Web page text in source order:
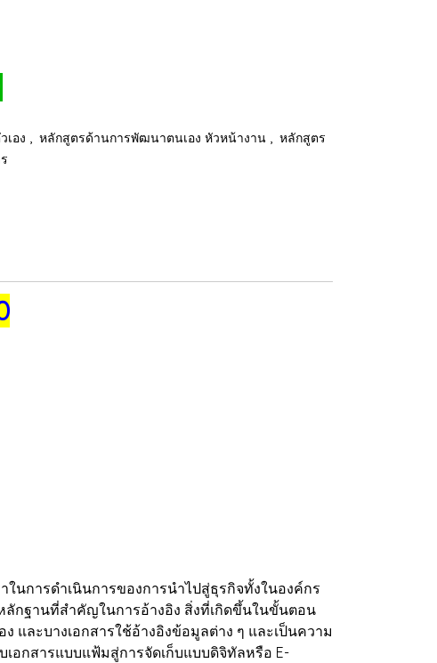
อง หลักสูตรด้านการพัฒนาตนเอง หัวหน้างาน
หลักสูตร
การดำเนินการของการนำไปสู่ธุรกิจทั้งในองค์กร
หลักฐานที่สำคัญในการอ้างอิง สิ่งที่เกิดขึ้นในขั้นตอน
และบางเอกสารใช้อ้างอิงข้อมูลต่าง ๆ และเป็นความ
อกสารแบบแฟ้มสู่การจัดเก็บแบบดิจิทัลหรือ E-